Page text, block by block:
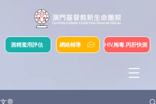
網絡輔導
酒精濫用評估 HIV,梅毒,丙肝快測
文章